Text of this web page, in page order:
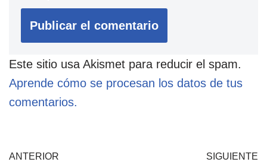
Este sitio usa Akismet para reducir el spam.
Aprende cómo se procesan los datos de tus
comentarios.
ANTERIOR SIGUIENTE